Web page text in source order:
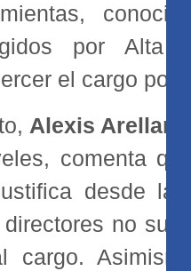
por Alta
el cargo por
Alexis Arellano
comenta
desde la
no
cargo.